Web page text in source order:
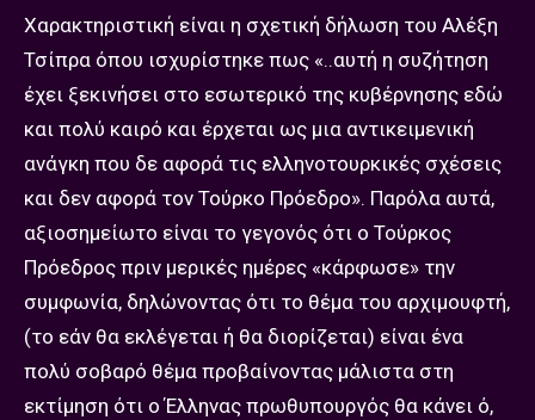
Χαρακτηριστική είναι η σχετική δήλωση του Αλέξη
Τσίπρα όπου ισχυρίστηκε πως «..αυτή η συζήτηση
έχει ξεκινήσει στο εσωτερικό της κυβέρνησης εδώ
και πολύ καιρό και έρχεται ως μια αντικειμενική
ανάγκη που δε αφορά τις ελληνοτουρκικές σχέσεις
και δεν αφορά τον Τούρκο Πρόεδρο». Παρόλα αυτά,
αξιοσημείωτο είναι το γεγονός ότι ο Τούρκος
Πρόεδρος πριν μερικές ημέρες «κάρφωσε» την
συμφωνία, δηλώνοντας ότι το θέμα του αρχιμουφτή,
(το εάν θα εκλέγεται ή θα διορίζεται) είναι ένα
πολύ σοβαρό θέμα προβαίνοντας μάλιστα στη
εκτίμηση ότι ο Έλληνας πρωθυπουργός θα κάνει ό,